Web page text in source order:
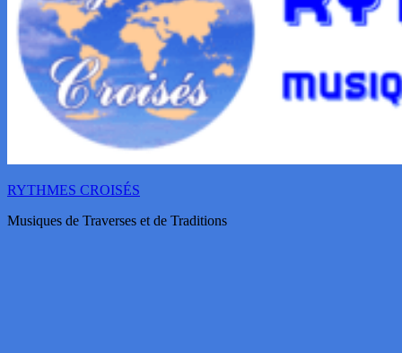
RYTHMES CROISÉS
Musiques de Traverses et de Traditions